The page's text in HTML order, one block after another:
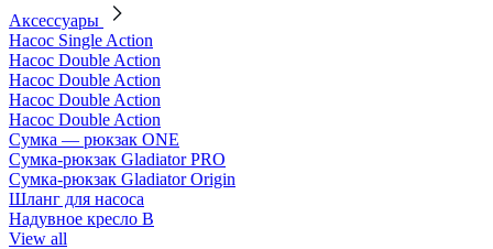
Аксессуары
Насос Single Action
Насос Double Action
Насос Double Action
Насос Double Action
Насос Double Action
Сумка — рюкзак ONE
Сумка-рюкзак Gladiator PRO
Сумка-рюкзак Gladiator Origin
Шланг для насоса
Надувное кресло B
View all